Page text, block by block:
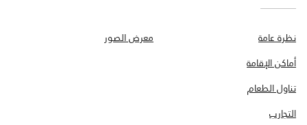
نظرة عامة
أماكن الإقامة
تناول الطعام
التجارب
معرض الصور